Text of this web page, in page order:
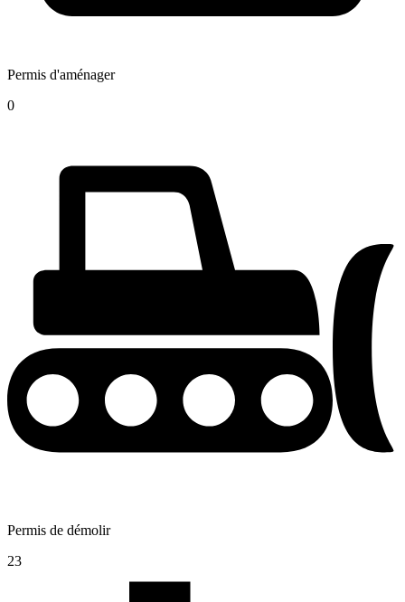
Permis d'aménager
0
Permis de démolir
23